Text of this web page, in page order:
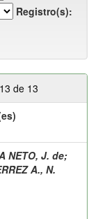
Registro(s):
de 13
NETO, J. de;
A., N.